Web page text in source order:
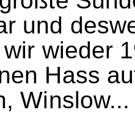
und
wieder
Hass
Winslow...